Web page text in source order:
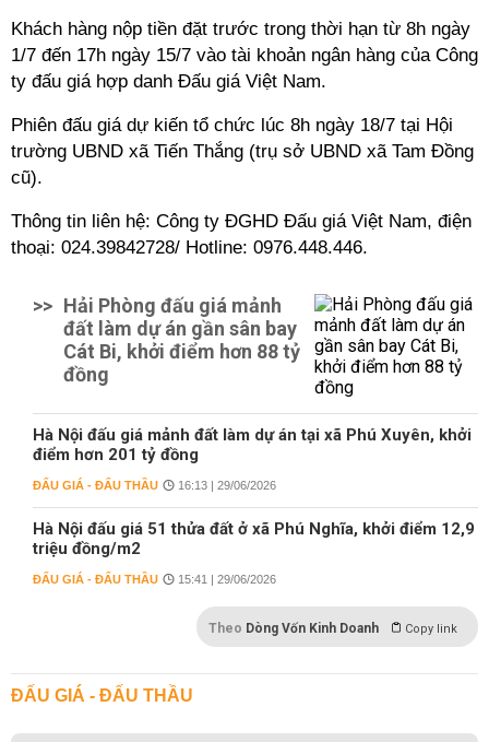
Khách hàng nộp tiền đặt trước trong thời hạn từ 8h ngày
1/7 đến 17h ngày 15/7 vào tài khoản ngân hàng của Công
ty đấu giá hợp danh Đấu giá Việt Nam.
Phiên đấu giá dự kiến tổ chức lúc 8h ngày 18/7 tại Hội
trường UBND xã Tiến Thắng (trụ sở UBND xã Tam Đồng
cũ).
Thông tin liên hệ: Công ty ĐGHD Đấu giá Việt Nam, điện
thoại: 024.39842728/ Hotline: 0976.448.446.
>> Hải Phòng đấu giá mảnh
đất làm dự án gần sân bay
Cát Bi, khởi điểm hơn 88 tỷ
đồng
Hà Nội đấu giá mảnh đất làm dự án tại xã Phú Xuyên, khởi
điểm hơn 201 tỷ đồng
ĐẤU GIÁ - ĐẤU THẦU 16:13 | 29/06/2026
Hà Nội đấu giá 51 thửa đất ở xã Phú Nghĩa, khởi điểm 12,9
triệu đồng/m2
ĐẤU GIÁ - ĐẤU THẦU 15:41 | 29/06/2026
Theo Dòng Vốn Kinh Doanh Copy link
ĐẤU GIÁ - ĐẤU THẦU